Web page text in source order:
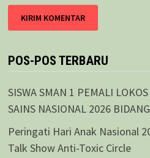
POS-POS TERBARU
SISWA SMAN 1 PEMALI
SAINS NASIONAL 2026
Peringati Hari Anak Nasional
Talk Show Anti-Toxic Circle